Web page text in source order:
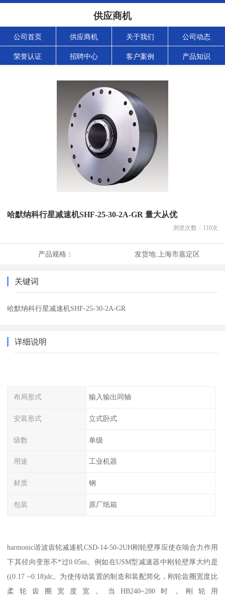
供应商机
公司首页 供应商机 关于我们 公司动态
荣誉认证 招聘中心 客户案例 产品知识
哈默纳科行星减速机SHF-25-30-2A-GR 量大从优
浏览次数： 110次
产品规格： 发货地: 上海市嘉定区
关键词
哈默纳科行星减速机SHF-25-30-2A-GR
详细说明
布局形式 输入输出同轴
安装形式 立式卧式
级数 单级
用途 工业机器
材质 钢
包装 原厂纸箱
harmonic谐波齿轮减速机CSD-14-50-2UH刚轮壁厚应使在啮合力作用
下其径向变形不*过0.05m。例如在USM型减速器中刚轮壁厚大约是
((0.17 ~0.18)dc。为使传动装置的制造和装配简化，刚轮齿圈宽度比
柔轮齿圈宽度宽。当HB240~280时，刚轮用